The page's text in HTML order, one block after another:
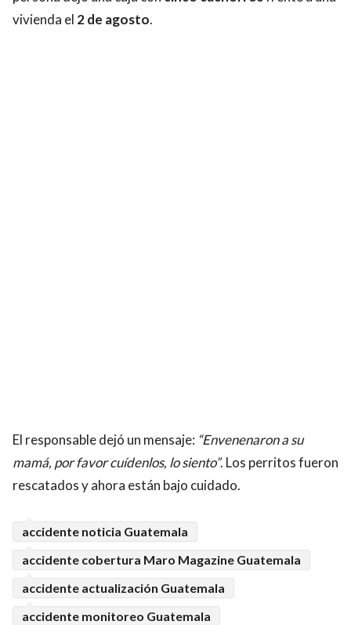
vivienda el 2 de agosto.
El responsable dejó un mensaje: “Envenenaron a su
mamá, por favor cuídenlos, lo siento”. Los perritos fueron
rescatados y ahora están bajo cuidado.
accidente noticia Guatemala
accidente cobertura Maro Magazine Guatemala
accidente actualización Guatemala
accidente monitoreo Guatemala